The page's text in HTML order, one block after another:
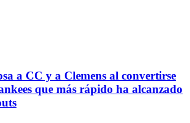
a CC y a Clemens al convertirse
que más rápido ha alcanzado